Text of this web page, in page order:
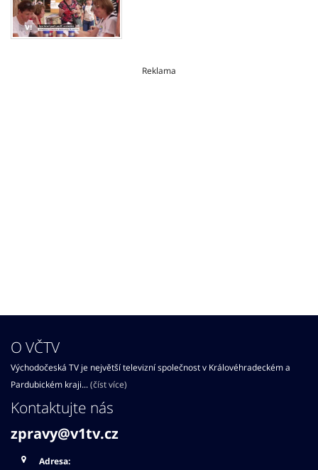
Reklama
O VČTV
Východočeská TV je největší televizní společnost v Královéhradeckém a
Pardubickém kraji...(číst více)
Kontaktujte nás
zpravy@v1tv.cz
Adresa: